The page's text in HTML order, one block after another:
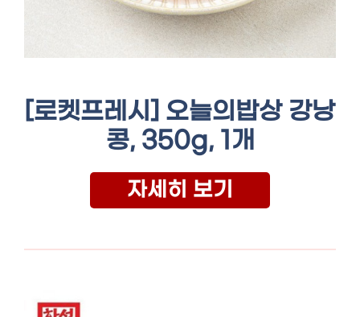
[로켓프레시] 오늘의밥상 강낭
콩, 350g, 1개
자세히 보기